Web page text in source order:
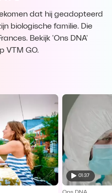
dat hij geadopteerd
biologische familie. Die
Bekijk 'Ons DNA'
VTM GO.
01:37